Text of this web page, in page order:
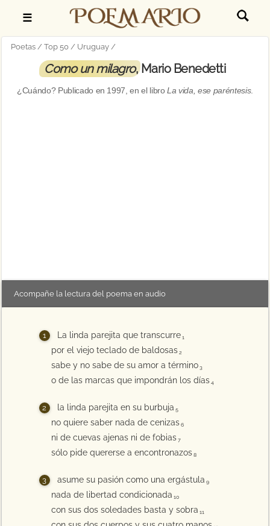
☰
Poetas Top 50 Uruguay
Como un milagro, Mario Benedetti
¿Cuándo? Publicado en 1997 , en el libroLa vida, ese paréntesis.
Acompañe la lectura del poema en audio
La linda parejita que transcurre 1
por el viejo teclado de baldosas 2
sabe y no sabe de su amor a término 3
o de las marcas que impondrán los días 4
la linda parejita en su burbuja 5
no quiere saber nada de cenizas 6
ni de cuevas ajenas ni de fobias 7
sólo pide quererse a encontronazos 8
asume su pasión como una ergástula 9
nada de libertad condicionada 10
con sus dos soledades basta y sobra 11